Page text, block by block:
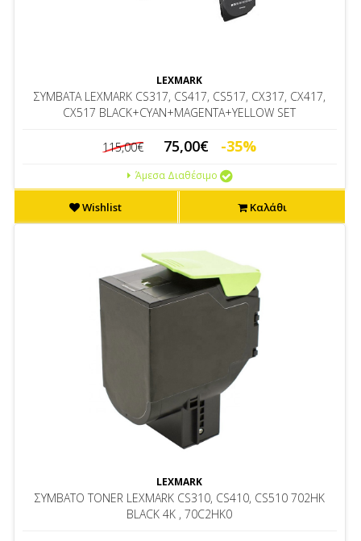
LEXMARK
ΣΥΜΒΑΤΑ LEXMARK CS317, CS417, CS517, CX317, CX417,
CX517 BLACK+CYAN+MAGENTA+YELLOW SET
115,00€ 75,00€ -35%
Άμεσα Διαθέσιμο
Wishlist Καλάθι
LEXMARK
ΣΥΜΒΑΤΟ TONER LEXMARK CS310, CS410, CS510 702HK
BLACK 4K , 70C2HK0